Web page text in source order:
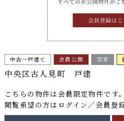
中古一戸建て 会員公開 空家
中央区古人見町 戸建
こちらの物件は 会員限定物件です。
閲覧希望の方はログイン／会員登